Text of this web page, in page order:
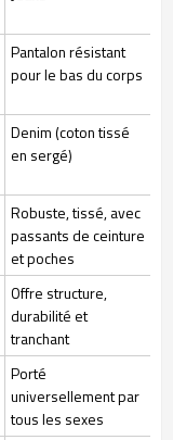
Pantalon résistant
pour le bas du corps
Denim (coton tissé
en sergé)
Robuste, tissé, avec
passants de ceinture
et poches
Offre structure,
durabilité et
tranchant
Porté
universellement par
tous les sexes